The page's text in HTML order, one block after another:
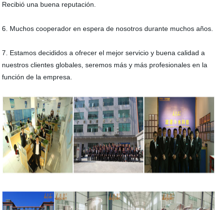
Recibió una buena reputación.
6. Muchos cooperador en espera de nosotros durante muchos años.
7. Estamos decididos a ofrecer el mejor servicio y buena calidad a
nuestros clientes globales, seremos más y más profesionales en la
función de la empresa.